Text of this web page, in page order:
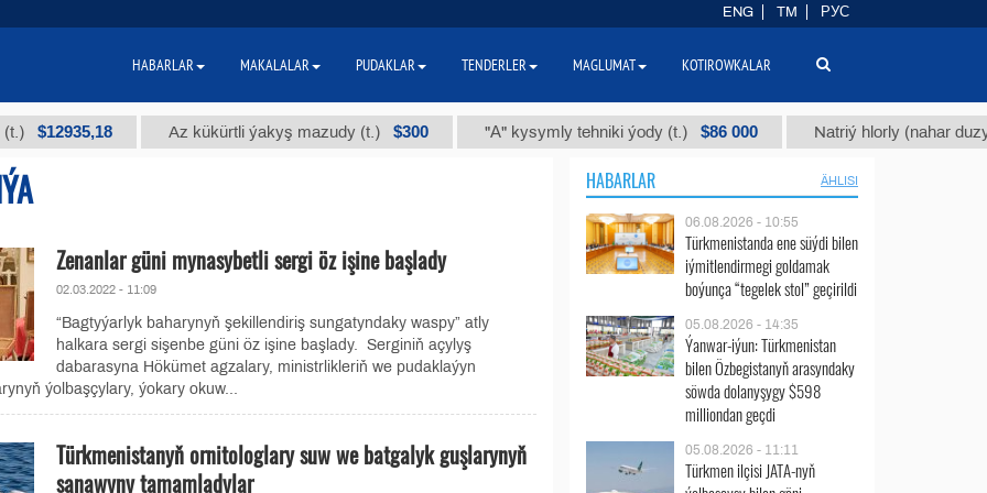
Az kükürtli ýakyş mazudy (t.) $300 "А" kysymly tehniki ýody (t.) $86 000 Natriý hlorly (nahar duzy) (t.)
Zenanlar güni mynasybetli sergi öz işine başlady
02.03.2022 - 11:09
“Bagtyýarlyk baharynyň şekillendiriş sungatyndaky waspy” atly
halkara sergi sişenbe güni öz işine başlady. Serginiň açylyş
dabarasyna Hökümet agzalary, ministrlikleriň we pudaklaýyn
ýolbaşçylary, ýokary okuw...
Türkmenistanyň ornitologlary suw we batgalyk guşlarynyň
sanawyny tamamladylar
HABARLAR ÄHLISI
06.08.2026 - 10:55
Türkmenistanda ene süýdi bilen
iýmitlendirmegi goldamak
boýunça “tegelek stol” geçirildi
05.08.2026 - 14:35
Ýanwar-iýun: Türkmenistan
bilen Özbegistanyň arasyndaky
söwda dolanyşygy $598
milliondan geçdi
05.08.2026 - 11:11
Türkmen ilçisi JATA-nyň
ENG TM РУС
HABARLAR MAKALALAR PUDAKLAR TENDERLER MAGLUMAT KOTIROWKALAR